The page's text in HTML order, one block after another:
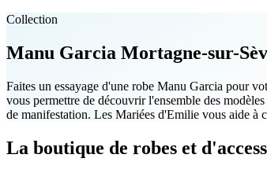
Collection
Manu Garcia Mortagne-sur-
Faites un essayage d'une robe Manu Garcia pour
vous permettre de découvrir l'ensemble des
de manifestation. Les Mariées d'Emilie vous aide à
La boutique de robes et